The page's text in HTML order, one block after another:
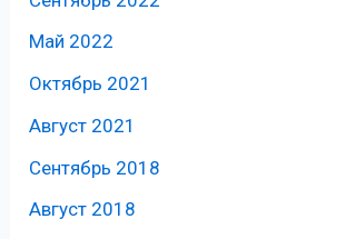
Май 2022
Октябрь 2021
Август 2021
Сентябрь 2018
Август 2018